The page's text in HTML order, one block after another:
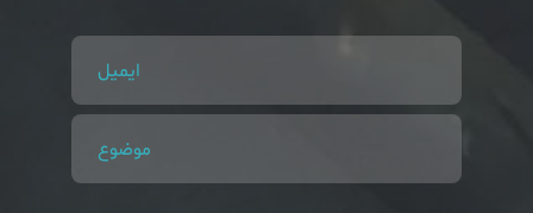
ایمیل
موضوع